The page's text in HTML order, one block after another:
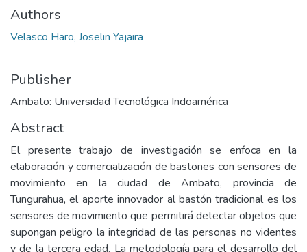
Authors
Velasco Haro, Joselin Yajaira
Publisher
Ambato: Universidad Tecnológica Indoamérica
Abstract
El presente trabajo de investigación se enfoca en la
elaboración y comercialización de bastones con sensores de
movimiento en la ciudad de Ambato, provincia de
Tungurahua, el aporte innovador al bastón tradicional es los
sensores de movimiento que permitirá detectar objetos que
supongan peligro la integridad de las personas no videntes
y de la tercera edad. La metodología para el desarrollo del